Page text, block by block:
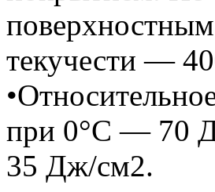
текучести —
при 0°C — 70
35 Дж/см2.